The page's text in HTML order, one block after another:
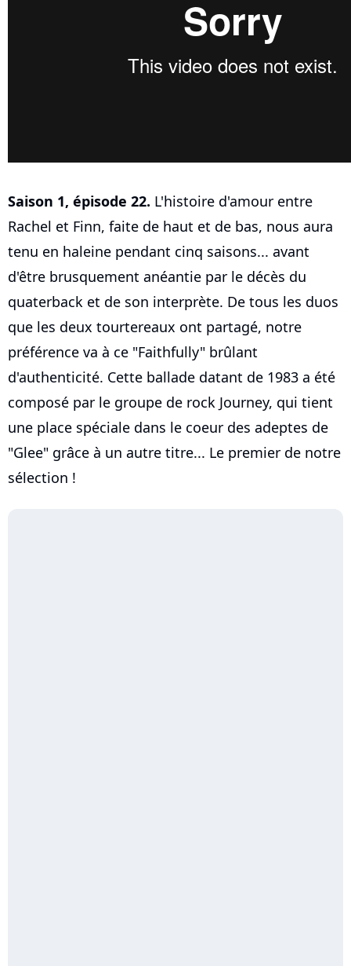
Saison 1, épisode 22. L'histoire d'amour entre
Rachel et Finn, faite de haut et de bas, nous aura
tenu en haleine pendant cinq saisons... avant
d'être brusquement anéantie par le décès du
quaterback et de son interprète. De tous les duos
que les deux tourtereaux ont partagé, notre
préférence va à ce "Faithfully" brûlant
d'authenticité. Cette ballade datant de 1983 a été
composé par le groupe de rock Journey, qui tient
une place spéciale dans le coeur des adeptes de
"Glee" grâce à un autre titre... Le premier de notre
sélection !